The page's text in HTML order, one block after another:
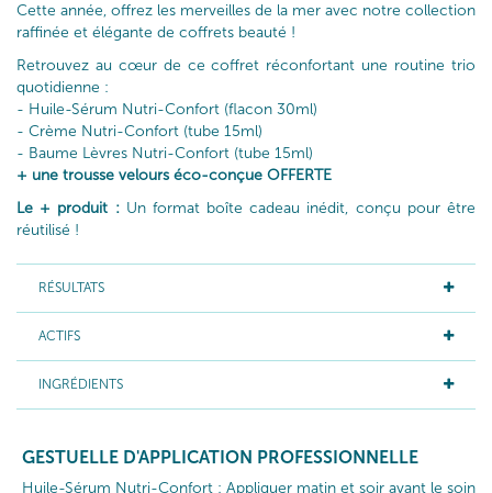
Cette année, offrez les merveilles de la mer avec notre collection
raffinée et élégante de coffrets beauté !
Retrouvez au cœur de ce coffret réconfortant une routine trio
quotidienne :
- Huile-Sérum Nutri-Confort (flacon 30ml)
- Crème Nutri-Confort (tube 15ml)
- Baume Lèvres Nutri-Confort (tube 15ml)
+ une trousse velours éco-conçue OFFERTE
Le + produit :Un format boîte cadeau inédit, conçu pour être
réutilisé !
RÉSULTATS
ACTIFS
INGRÉDIENTS
GESTUELLE D'APPLICATION PROFESSIONNELLE
Huile-Sérum Nutri-Confort : Appliquer matin et soir avant le soin